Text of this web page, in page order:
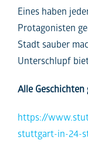
Eines haben
Protagonisten
Stadt sauber
Unterschlupf
Alle
https://
stuttgart-in-24-